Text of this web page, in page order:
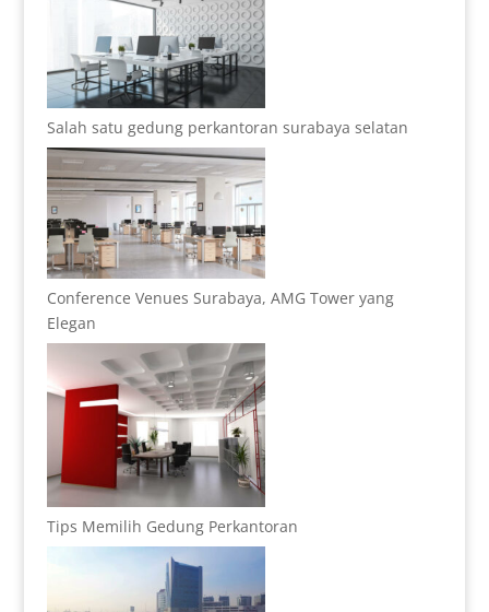
Salah satu gedung perkantoran surabaya selatan
Conference Venues Surabaya, AMG Tower yang
Elegan
Tips Memilih Gedung Perkantoran